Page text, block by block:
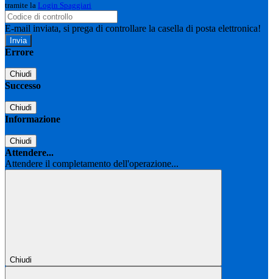
tramite la Login Spaggiari
E-mail inviata, si prega di controllare la casella di posta elettronica!
Errore
Chiudi
Successo
Chiudi
Informazione
Chiudi
Attendere...
Attendere il completamento dell'operazione...
Chiudi